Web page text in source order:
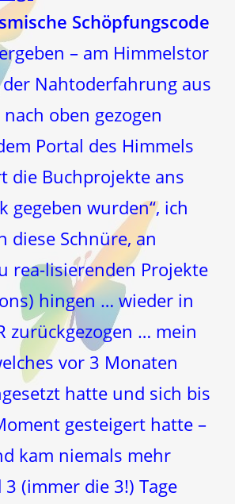
Schöpfungscode
– am Himmelstor
Nahtoderfahrung aus
oben gezogen
Portal des Himmels
die Buchprojekte ans
gegeben wurden“, ich
diese Schnüre, an
rea-lisierenden Projekte
hingen … wieder in
zurückgezogen … mein
vor 3 Monaten
hatte und sich bis
gesteigert hatte –
kam niemals mehr
(immer die 3!) Tage